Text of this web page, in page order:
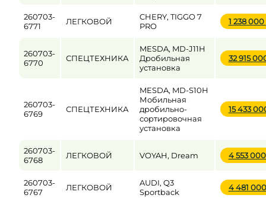
260703-
6771
ЛЕГКОВОЙ
CHERY, TIGGO 7
PRO
1 238 000
260703-
6770
СПЕЦТЕХНИКА
MESDA, MD-J11H
Дробильная
установка
32 915
260703-
6769
СПЕЦТЕХНИКА
MESDA, MD-S10H
Мобильная
дробильно-
сортировочная
установка
15 433
260703-
6768
ЛЕГКОВОЙ VOYAH, Dream 4 553
260703-
6767
ЛЕГКОВОЙ
AUDI, Q3
Sportback
4 481